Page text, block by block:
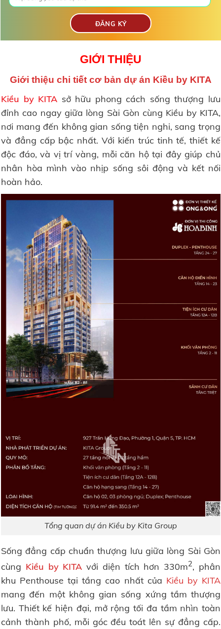
GIỚI THIỆU
Giới thiệu chi tiết cơ bản dự án Kiều by KITA
Kiều by KITA sở hữu phong cách sống thượng lưu
đỉnh cao ngay giữa lòng Sài Gòn cùng Kiều by KITA,
nơi mang đến không gian sống tiện nghi, sang trọng
và đẳng cấp bậc nhất. Với kiến trúc tinh tế, thiết kế
độc đáo, và vị trí vàng, mỗi căn hộ tại đây giúp chủ
nhân hòa mình vào nhịp sống sôi động và kết nối
hoàn hảo.
Tổng quan dự án Kiều by Kita Group
Sống đẳng cấp chuẩn thượng lưu giữa lòng Sài Gòn
cùng Kiều by KITA với diện tích hơn 330m2, phân
khu Penthouse tại tầng cao nhất của Kiều by KITA
mang đến một không gian sống xứng tầm thượng
lưu. Thiết kế hiện đại, mở rộng tối đa tầm nhìn toàn
cảnh thành phố, mỗi góc đều toát lên sự đẳng cấp.